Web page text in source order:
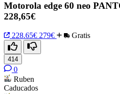
Motorola edge 60 neo
228,65€
228.65€ 279€ Gratis
414
0
Ruben
Caducados